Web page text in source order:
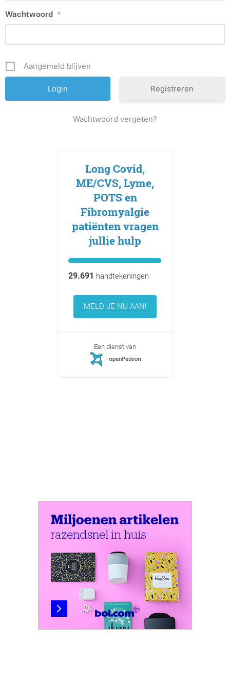
Wachtwoord *
Aangemeld blijven
Registreren
Wachtwoord vergeten?
Long Covid,
ME/CVS, Lyme,
POTS en
Fibromyalgie
patiënten vragen
jullie hulp
29.691 handtekeningen
MELD JE NU AAN!
Een dienst van